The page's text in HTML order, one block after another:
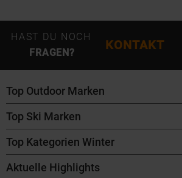
HAST DU NOCH
FRAGEN?
KONTAKT
Top Outdoor Marken
Patagonia
Maloja
Salomon
Top Ski Marken
ATK Bindungen
K2 Ski
Top Kategorien Winter
Ski
Aktuelle Highlights